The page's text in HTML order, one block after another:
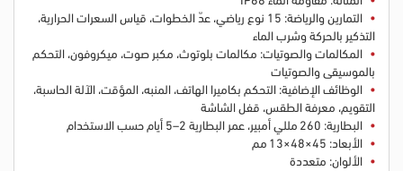
التمارين والرياضة: 15 نوع رياضي، عدّ الخطوات، قياس السعرات الحرارية،
التذكير بالحركة وشرب الماء
المكالمات والصوتيات: مكالمات بلوتوث، مكبر صوت، ميكروفون، التحكم
بالموسيقى والصوتيات
الوظائف الإضافية: التحكم بكاميرا الهاتف، المنبه، المؤقت، الآلة الحاسبة،
التقويم، معرفة الطقس، قفل الشاشة
البطارية: 260 مللي أمبير، عمر البطارية 2–5 أيام حسب الاستخدام
الأبعاد: 45×48×13 مم
الألوان: متعددة